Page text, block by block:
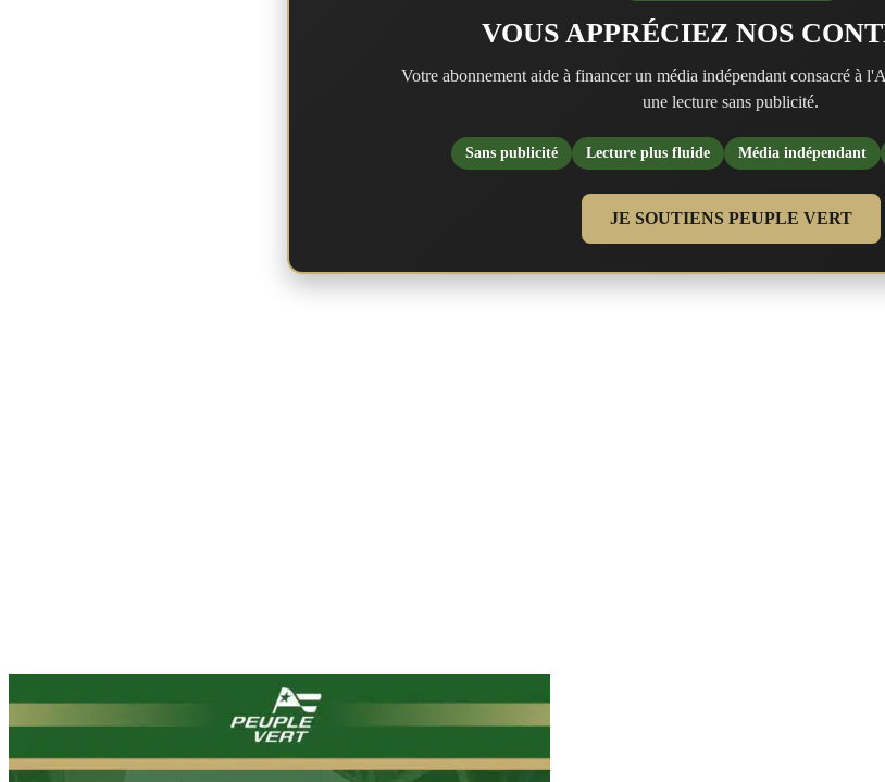
VOUS APPRÉCIEZ NOS
Votre abonnement aide à financer un média indépendant consacré à
une lecture sans publicité.
Sans publicité Lecture plus fluide Média indépendant
JE SOUTIENS PEUPLE VERT